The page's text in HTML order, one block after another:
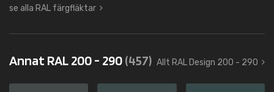
se alla RAL färgfläktar
Annat RAL 200 - 290(457) Allt RAL Design 200 - 290